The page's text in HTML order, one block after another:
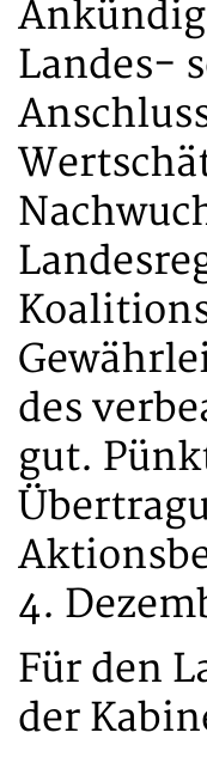
Landes-
des
gut.
4.
Für den
der